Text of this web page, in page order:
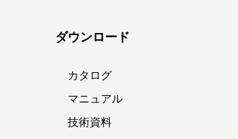
ダウンロード
カタログ
マニュアル
技術資料